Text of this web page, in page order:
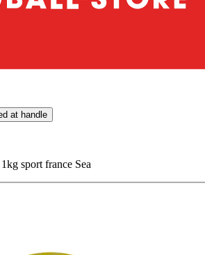
at handle
sport france Sea